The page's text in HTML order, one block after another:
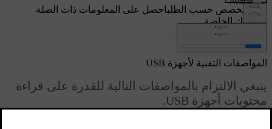
دعم مخصص حسب الطلباحصل على المعلومات ذات الصلة
بسيارتك الخاصة.
تسجيل الدخول
المواصفات التقنية لأجهزة USB
ينبغي الالتزام بالمواصفات التالية للقدرة على قراءة
محتويات أجهزة USB.